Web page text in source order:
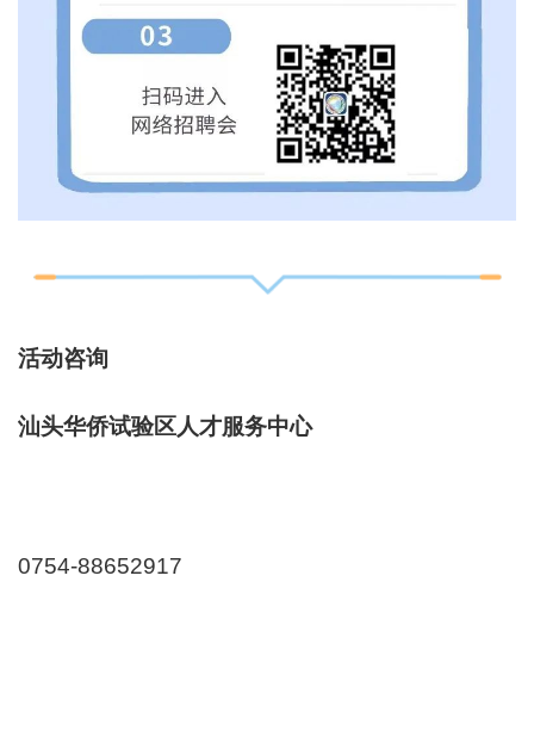
活动咨询
汕头华侨试验区人才服务中心
0754-88652917